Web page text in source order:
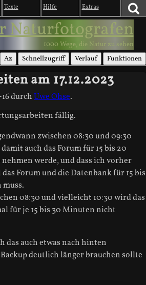
Texte Hilfe Extras
Naturfotografen
1000 Wege, die Natur zu sehen
Az Schnellzugriff Verlauf Funktionen
am 17.12.2023
durchUwe Ohse.
fällig.
zwischen 08:30 und 09:30
auch das Forum für 15 bis 20
werde, und dass ich vorher
Forum und die Datenbank für 15 bis
08:30 und vielleicht 10:30 wird das
für je 15 bis 30 Minuten nicht
das auch etwas nach hinten
deutlich länger brauchen sollte